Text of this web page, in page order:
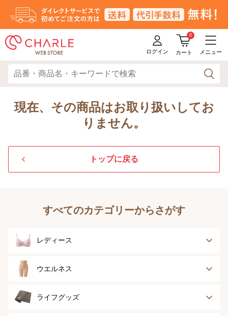
ログイン
0
カート メニュー
現在、その商品はお取り扱いしてお
りません。
トップに戻る
すべてのカテゴリーからさがす
レディース
ブラジャー
ボディースーツ
ウエルネス
健康サポート
ライフグッズ